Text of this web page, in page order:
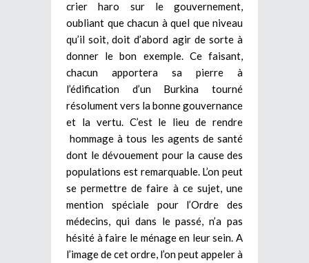
crier haro sur le gouvernement,
oubliant que chacun à quel que niveau
qu’il soit, doit d’abord agir de sorte à
donner le bon exemple. Ce faisant,
chacun apportera sa pierre à
l’édification d’un Burkina tourné
résolument vers la bonne gouvernance
et la vertu. C’est le lieu de rendre
hommage à tous les agents de santé
dont le dévouement pour la cause des
populations est remarquable. L’on peut
se permettre de faire à ce sujet, une
mention spéciale pour l’Ordre des
médecins, qui dans le passé, n’a pas
hésité à faire le ménage en leur sein. A
l’image de cet ordre, l’on peut appeler à